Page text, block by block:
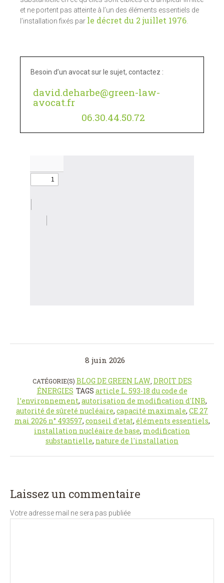
et ne portent pas atteinte à l’un des éléments essentiels de
l’installation fixés par le décret du 2 juillet 1976
Besoin d’un avocat sur le sujet, contactez :
david.deharbe@green-law-
avocat.fr
06.30.44.50.72
8 juin 2026
CATÉGORIE(S) BLOG DE GREEN LAW, DROIT DES
ÉNERGIES TAGS article L. 593-18 du code de
l’environnement, autorisation de modification d'INB,
autorité de sûreté nucléaire, capacité maximale, CE 27
mai 2026 n° 493597, conseil d'etat, éléments essentiels,
installation nucléaire de base, modification
substantielle, nature de l'installation
Laissez un commentaire
Votre adresse mail ne sera pas publiée